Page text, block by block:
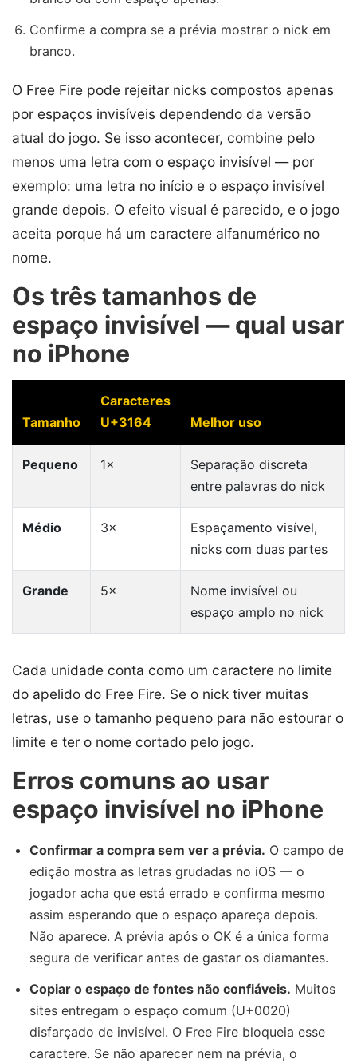
Confirme a compra se a prévia mostrar o nick em
branco.
O Free Fire pode rejeitar nicks compostos apenas
por espaços invisíveis dependendo da versão
atual do jogo. Se isso acontecer, combine pelo
menos uma letra com o espaço invisível — por
exemplo: uma letra no início e o espaço invisível
grande depois. O efeito visual é parecido, e o jogo
aceita porque há um caractere alfanumérico no
nome.
Os três tamanhos de
espaço invisível — qual usar
no iPhone
Tamanho
Caracteres
U+3164
Melhor uso
Pequeno 1×
Separação discreta
entre palavras do nick
Médio 3×
Espaçamento visível,
nicks com duas partes
Grande 5×
Nome invisível ou
espaço amplo no nick
Cada unidade conta como um caractere no limite
do apelido do Free Fire. Se o nick tiver muitas
letras, use o tamanho pequeno para não estourar o
limite e ter o nome cortado pelo jogo.
Erros comuns ao usar
espaço invisível no iPhone
Confirmar a compra sem ver a prévia. O campo de
edição mostra as letras grudadas no iOS — o
jogador acha que está errado e confirma mesmo
assim esperando que o espaço apareça depois.
Não aparece. A prévia após o OK é a única forma
segura de verificar antes de gastar os diamantes.
Copiar o espaço de fontes não confiáveis. Muitos
sites entregam o espaço comum (U+0020)
disfarçado de invisível. O Free Fire bloqueia esse
caractere. Se não aparecer nem na prévia, o